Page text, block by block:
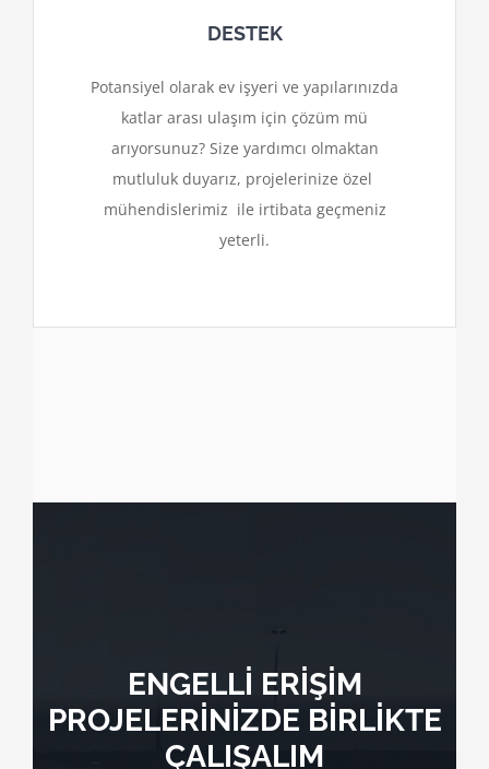
DESTEK
Potansiyel olarak ev işyeri ve yapılarınızda
katlar arası ulaşım için çözüm mü
arıyorsunuz? Size yardımcı olmaktan
mutluluk duyarız, projelerinize özel
mühendislerimiz ile irtibata geçmeniz
yeterli.
ENGELLİ ERİŞİM
PROJELERİNİZDE BİRLİKTE
ÇALIŞALIM